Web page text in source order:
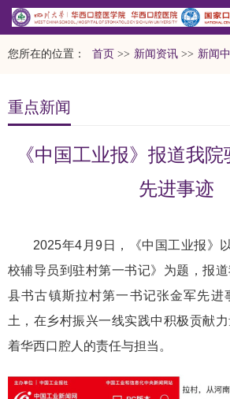
您所在的位置： 首页 >> 新闻资讯 >> 新闻
重点新闻
《中国工业报》报道我
先进事迹
2025年4月9日，《中国工业报》
校辅导员到驻村第一书记》为题，报
县书古镇斯拉村第一书记张金军先进
土，在乡村振兴一线实践中积极贡献
着华西口腔人的责任与担当。